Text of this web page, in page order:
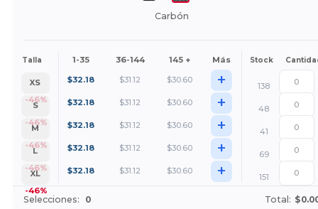
Carbón
Talla 1-35 36-144 145 + Más Stock
XS
-46%
$32.18 $31.12 $30.60 +
138
S
-46%
$32.18 $31.12 $30.60 +
48
M
-46%
$32.18 $31.12 $30.60 +
41
L
-46%
$32.18 $31.12 $30.60 +
69
XL
-46%
$32.18 $31.12 $30.60 + 151
Selecciones: 0 Total: